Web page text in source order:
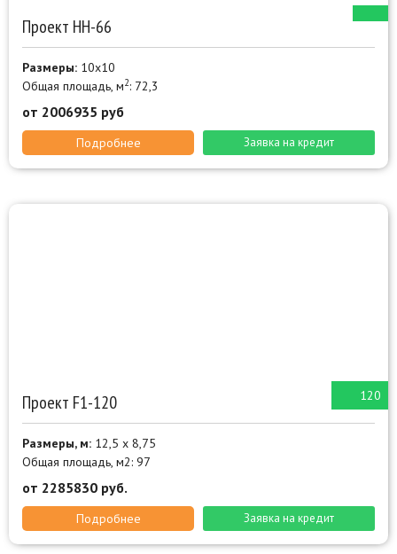
Проект НН-66
Размеры: 10х10
Общая площадь, м2: 72,3
от 2006935 руб
Подробнее Заявка на кредит
Проект F1-120 120
Размеры, м: 12,5 х 8,75
Общая площадь, м2: 97
от 2285830 руб.
Подробнее Заявка на кредит